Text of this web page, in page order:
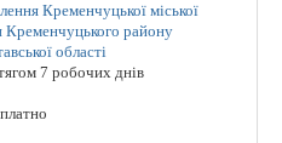
Кременчуцької міської
Кременчуцького району
області
7 робочих днів